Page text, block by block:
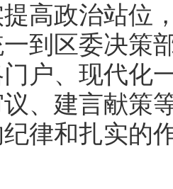
高政治站位
到区委决策
户、现代化
、建言献策
律和扎实的